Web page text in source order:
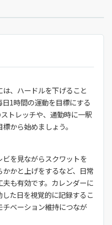
、ハードルを下げること
1時間の運動を目標にする
トレッチや、通勤時に一駅
から始めましょう。
を見ながらスクワットを
かと上げをするなど、日常
も有効です。カレンダーに
た日を視覚的に記録するこ
チベーション維持につなが